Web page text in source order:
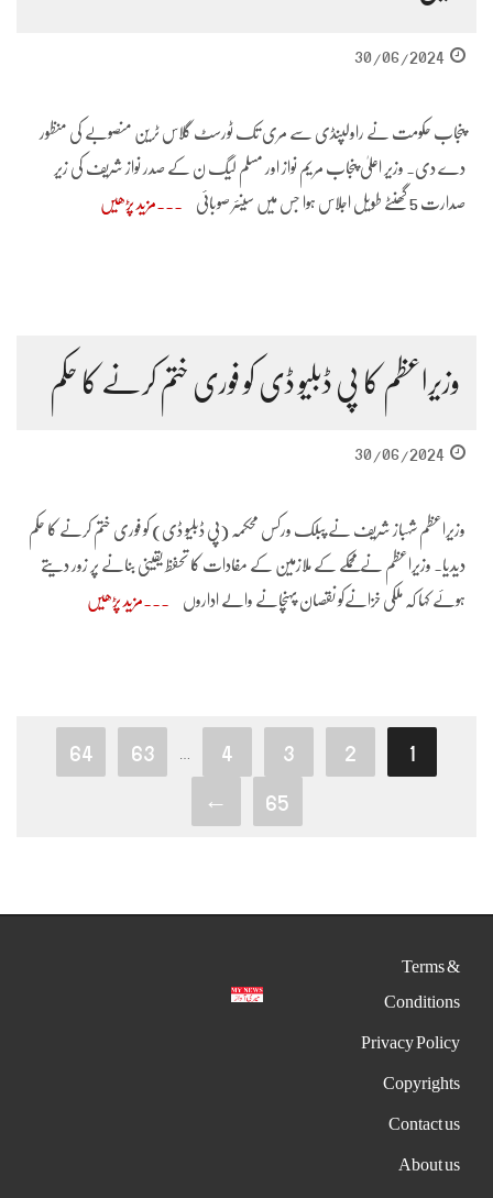
30/06/2024
پنجاب حکومت نے راولپنڈی سے مری تک ٹورسٹ گلاس ٹرین منصوبے کی منظور
دے دی۔ وزیر اعلیٰ پنجاب مریم نواز اور مسلم لیگ ن کے صدر نواز شریف کی زیر
صدارت 5 گھنٹے طویل اجلاس ہوا جس میں سینئر صوبائی مزید پڑھیں
وزیراعظم کا پی ڈبلیو ڈی کو فوری ختم کرنے کا حکم
30/06/2024
وزیراعظم شہباز شریف نے پبلک ورکس محکمہ (پی ڈبلیو ڈی) کو فوری ختم کرنے کا حکم
دیدیا۔ وزیراعظم نے محمکے کے ملازمین کے مفادات کا تحفظ یقینی بنانے پر زور دیتے
ہوئے کہا کہ ملکی خزانےکو نقصان پہنچانے والے اداروں مزید پڑھیں
1
2
3
4
63
64
65
←
Terms &
Conditions
Privacy Policy
Copyrights
Contact us
About us